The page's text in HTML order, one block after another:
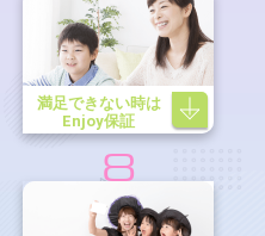
満足できない時は
Enjoy保証
8